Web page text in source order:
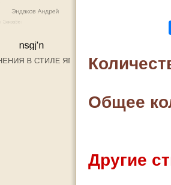
Общее
Другие